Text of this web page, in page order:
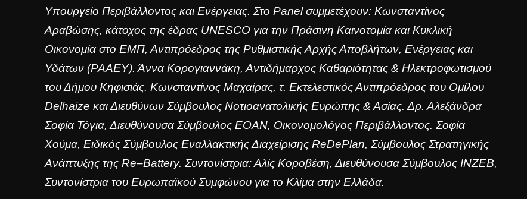
Υπουργείο Περιβάλλοντος και Ενέργειας. Στο Panel συμμετέχουν: Κωνσταντίνος
Αραβώσης, κάτοχος της έδρας UNESCO για την Πράσινη Καινοτομία και Κυκλική
Οικονομία στο ΕΜΠ, Αντιπρόεδρος της Ρυθμιστικής Αρχής Αποβλήτων, Ενέργειας και
Υδάτων (PAAEY). Άννα Κορογιαννάκη, Αντιδήμαρχος Καθαριότητας & Ηλεκτροφωτισμού
του Δήμου Κηφισιάς. Κωνσταντίνος Μαχαίρας, τ. Εκτελεστικός Αντιπρόεδρος του Ομίλου
Delhaize και Διευθύνων Σύμβουλος Νοτιοανατολικής Ευρώπης & Ασίας. Δρ. Αλεξάνδρα
Σοφία Τόγια, Διευθύνουσα Σύμβουλος ΕΟΑΝ, Οικονομολόγος Περιβάλλοντος. Σοφία
Χούμα, Ειδικός Σύμβουλος Εναλλακτικής Διαχείρισης ReDePlan, Σύμβουλος Στρατηγικής
Ανάπτυξης της Re–Battery. Συντονίστρια: Αλίς Κοροβέση, Διευθύνουσα Σύμβουλος ΙΝΖΕΒ,
Συντονίστρια του Ευρωπαϊκού Συμφώνου για το Κλίμα στην Ελλάδα.